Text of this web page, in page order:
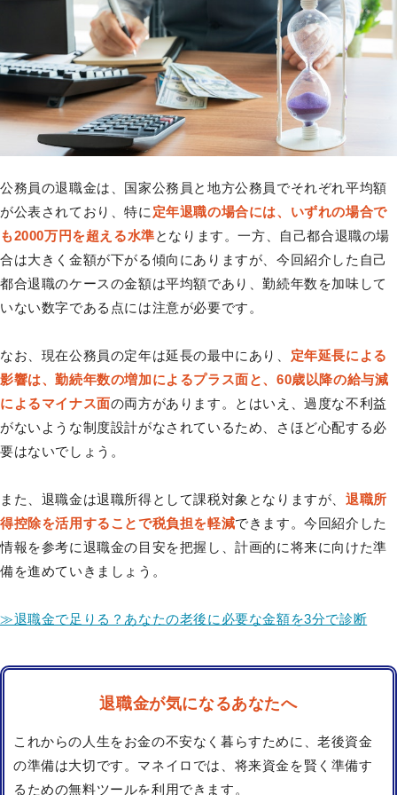
公務員の退職金は、国家公務員と地方公務員でそれぞれ平均額
が公表されており、特に 定年退職の場合には、いずれの場合で
も2000万円を超える水準となります。一方、自己都合退職の場
合は大きく金額が下がる傾向にありますが、今回紹介した自己
都合退職のケースの金額は平均額であり、勤続年数を加味して
いない数字である点には注意が必要です。
なお、現在公務員の定年は延長の最中にあり、 定年延長による
影響は、勤続年数の増加によるプラス面と、60歳以降の給与減
によるマイナス面の両方があります。とはいえ、過度な不利益
がないような制度設計がなされているため、さほど心配する必
要はないでしょう。
また、退職金は退職所得として課税対象となりますが、 退職所
得控除を活用することで税負担を軽減できます。今回紹介した
情報を参考に退職金の目安を把握し、計画的に将来に向けた準
備を進めていきましょう。
≫退職金で足りる？あなたの老後に必要な金額を3分で診断
退職金が気になるあなたへ
これからの人生をお金の不安なく暮らすために、老後資金
の準備は大切です。マネイロでは、将来資金を賢く準備す
るための無料ツールを利用できます。